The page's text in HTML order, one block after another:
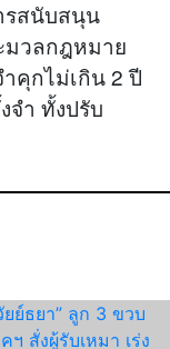
รสนับสนุน
มวลกฎหมาย
คุกไม่เกิน 2 ปี
จำ ทั้งปรับ